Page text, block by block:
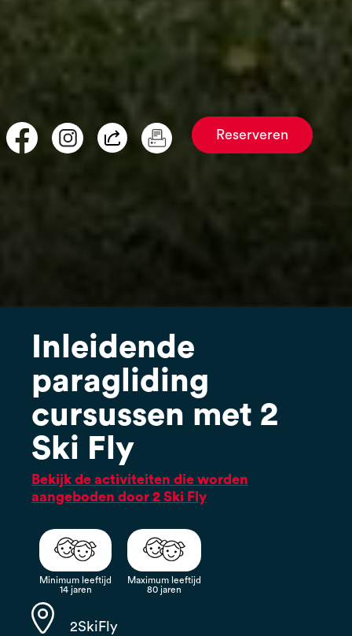
Reserveren
Inleidende
paragliding
cursussen met 2
Ski Fly
Bekijk de activiteiten die worden
aangeboden door 2 Ski Fly
Minimum leeftijd
14 jaren
Maximum leeftijd
80 jaren
2SkiFly